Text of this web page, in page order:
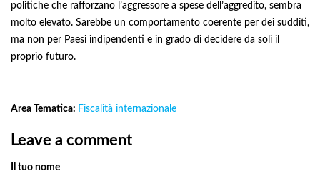
politiche che rafforzano l’aggressore a spese dell’aggredito, sembra
molto elevato. Sarebbe un comportamento coerente per dei sudditi,
ma non per Paesi indipendenti e in grado di decidere da soli il
proprio futuro.
Area Tematica: Fiscalità internazionale
Leave a comment
Il tuo nome